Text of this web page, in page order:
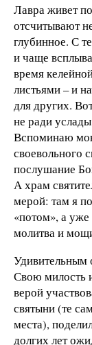
Лавра живет
отсчитывают
глубинное. С
и чаще
время
листьями – и
для других.
не ради
Вспоминаю
своевольного
послушание
А храм
мерой: там я
«потом», а уже
молитва и
Удивительным
Свою милость
верой
святыни (те
места),
долгих лет